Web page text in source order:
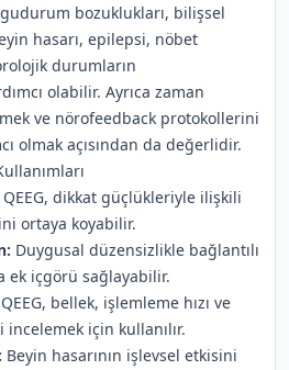
bozuklukları, bilişsel
hasarı, epilepsi, nöbet
durumların
olabilir. Ayrıca zaman
ve nörofeedback protokollerini
olmak açısından da değerlidir.
QEEG, dikkat güçlükleriyle ilişkili
ortaya koyabilir.
Duygusal düzensizlikle bağlantılı
ek içgörü sağlayabilir.
QEEG, bellek, işlemleme hızı ve
için kullanılır.
Beyin hasarının işlevsel etkisini